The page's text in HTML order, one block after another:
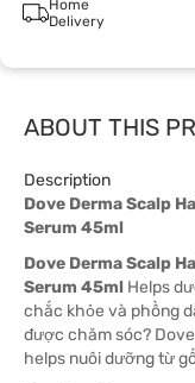
Home
Delivery
ABOUT THIS
Description
Dove Derma Scalp
Serum 45ml
Dove Derma Scalp
Serum 45ml Helps
chắc khỏe và phồng
được chăm sóc?
helps nuôi dưỡng từ